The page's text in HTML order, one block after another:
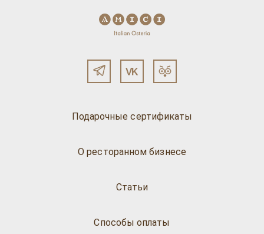
Подарочные сертификаты
О ресторанном бизнесе
Статьи
Способы оплаты